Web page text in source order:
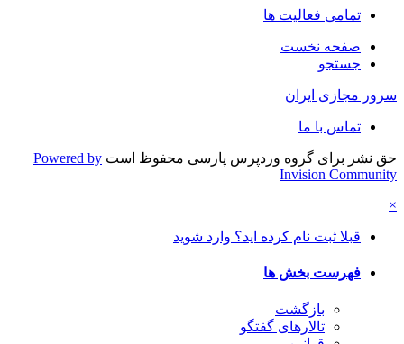
تمامی فعالیت ها
صفحه نخست
جستجو
سرور مجازی ایران
تماس با ما
حق نشر برای گروه وردپرس پارسی محفوظ است Powered by
Invision Community
×
قبلا ثبت نام کرده اید؟ وارد شوید
فهرست بخش ها
بازگشت
تالارهای گفتگو